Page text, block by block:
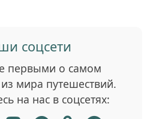
соцсети
первыми о самом
мира путешествий.
на нас в соцсетях: